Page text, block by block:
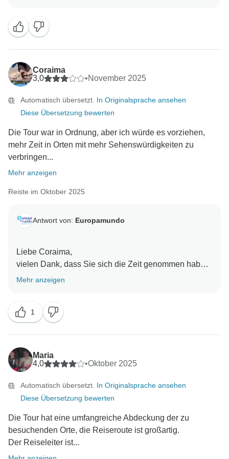
Wir hoffen, Sie bald bei einem weiteren
Europamundo-Abenteuer begrüßen zu dürfen!
Mit freundlichen Grüßen,
Coraima
3,0
•November 2025
Automatisch übersetzt. In Originalsprache ansehen
Diese Übersetzung bewerten
Die Tour war in Ordnung, aber ich würde es vorziehen,
mehr Zeit in Orten mit mehr Sehenswürdigkeiten zu
verbringen...
Mehr anzeigen
Reiste im Oktober 2025
Antwort von: Europamundo
Liebe Coraima,
vielen Dank, dass Sie sich die Zeit genommen haben,
uns Ihre Erfahrungen mitzuteilen. Ihr Feedback ist von
Wir freuen uns, dass bestimmte Aspekte Ihrer Reise
Ihren Erwartungen entsprochen haben, und bedauern,
dass dies bei anderen nicht der Fall war. Seien Sie
versichert, dass wir Ihre Kommentare an die
zuständigen Abteilungen weitergeleitet haben, um
Verbesserungsmöglichkeiten zu identifizieren.
Wir bedanken uns noch einmal herzlich für Ihr
aufmerksames Feedback und die Möglichkeit, Ihnen
Mit freundlichen Grüßen,
Mehr anzeigen
1
Maria
4,0
•Oktober 2025
Automatisch übersetzt. In Originalsprache ansehen
Diese Übersetzung bewerten
Die Tour hat eine umfangreiche Abdeckung der zu
besuchenden Orte, die Reiseroute ist großartig.
Der Reiseleiter ist...